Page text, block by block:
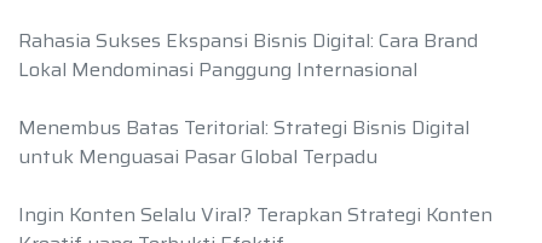
Rahasia Sukses Ekspansi Bisnis Digital: Cara Brand
Lokal Mendominasi Panggung Internasional
Menembus Batas Teritorial: Strategi Bisnis Digital
untuk Menguasai Pasar Global Terpadu
Ingin Konten Selalu Viral? Terapkan Strategi Konten